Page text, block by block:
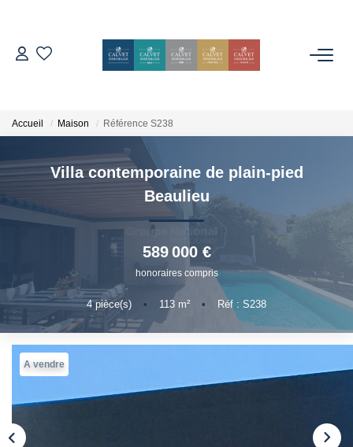
ESTIMER
L'AGENCE
Notre Équipe
Nos Avis
Nos Partenaires
Accueil Maison Référence S238
Villa contemporaine de plain-pied
Beaulieu
589 000 €
honoraires compris
4pièce(s) • 113 m² • Réf : S238
A vendre